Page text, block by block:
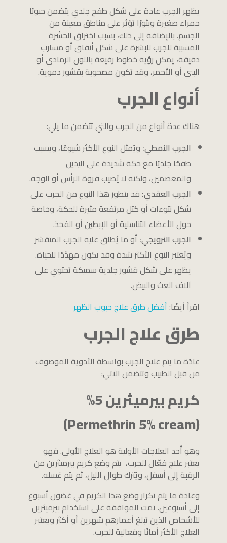
يظهر الجرب عادة على شكل طفح جلدي يتضمن حبوبًا
حمراء صغيرة وبثورًا تؤثر على مناطق معينة من
الجسم. بالإضافة إلى ذلك، بسبب اختراق الحشرة
المسببة للجرب للبشرة على شكل أنفاق أو مسارب
دقيقة، يمكن رؤية خطوط رفيعة باللون الرمادي أو
البني أو الأحمر، وقد تكون مصحوبة بقشور دموية.
أنواع الجرب
هناك عدة أنواع من الجرب والتي تتضمن ما يلي:
الجرب النمطي: ويُمثل النوع الأكثر شيوعًا، ويسبب
طفحًا جلديًا مع حكة شديدة على اليدين
والمعصمين، ولكنه لا يُصيب فروة الرأس أو الوجه.
الجرب العقدي: قد يتطور هذا النوع من الجرب على
شكل نتوءات أو كتل مرتفعة مثيرة للحكة، وخاصة
حول الأعضاء التناسلية أو الإبطين أو الفخذ.
الجرب النرويجي: أو ما يُطلق عليه الجرب المتقشر
ويُعتبر النوع الأكثر شدة وقد يكون مهدّدًا للحياة.
يظهر على شكل قشور جلدية سميكة تحتوي على
آلاف العث والبيض.
اقرأ أيضًا:أفضل طرق علاج حبوب الظهر
طرق علاج الجرب
عادًة ما يتم علاج الجرب بواسطة الأدوية الموصوف
من قبل الطبيب وتتضمن الآتي:
كريم بيرميثرين 5%
(Permethrin 5% cream)
وهو أحد العلاجات الأولية هو العلاج الأولي. فهو
يعتبر علاج فعّال للجرب، يتم وضع كريم بيرميثرين من
الرقبة إلى أسفل، ويُترك طوال الليل، ثم يتم غسله.
وعادة ما يتم تكرار وضع هذا الكريم في غضون أسبوع
إلى أسبوعين. تمت الموافقة على استخدام بيرميثرين
للأشخاص الذين تبلغ أعمارهم شهرين أو أكثر ويعتبر
العلاج الأكثر أمانًا وفعالية للجرب.